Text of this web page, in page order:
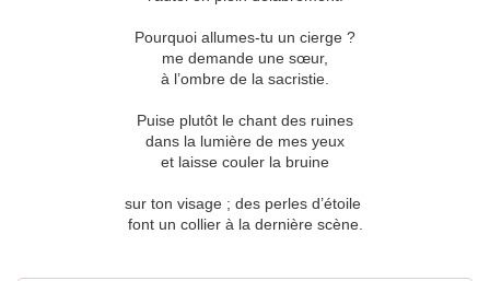
Pourquoi allumes-tu un cierge ?
me demande une sœur,
à l’ombre de la sacristie.
Puise plutôt le chant des ruines
dans la lumière de mes yeux
et laisse couler la bruine
sur ton visage ; des perles d’étoile
font un collier à la dernière scène.